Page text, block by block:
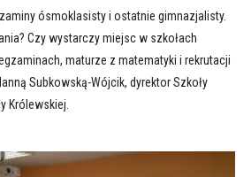
ósmoklasisty i ostatnie gimnazjalisty.
Czy wystarczy miejsc w szkołach
maturze z matematyki i rekrutacji
Subkowską-Wójcik, dyrektor Szkoły
Królewskiej.